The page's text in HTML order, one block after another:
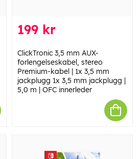
199 kr
ClickTronic 3,5 mm AUX-
forlengelseskabel, stereo
Premium-kabel | 1x 3,5 mm
jackplugg 1x 3,5 mm jackplugg |
5,0 m | OFC innerleder